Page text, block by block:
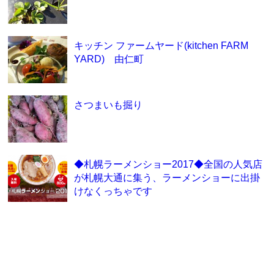
キッチン ファームヤード(kitchen FARM
YARD) 由仁町
さつまいも掘り
◆札幌ラーメンショー2017◆全国の人気店
が札幌大通に集う、ラーメンショーに出掛
けなくっちゃです